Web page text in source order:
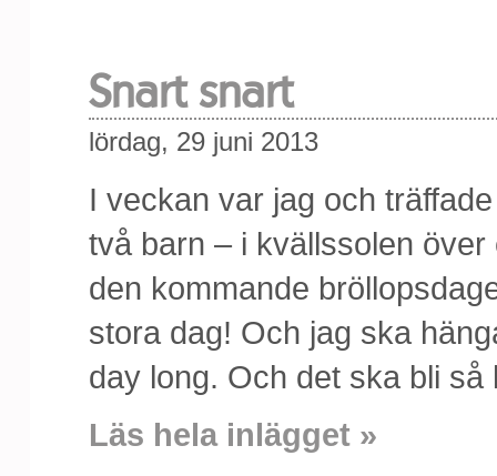
Snart snart
lördag, 29 juni 2013
I veckan var jag och
två barn – i kvällssolen
den kommande
stora dag! Och jag ska
day long. Och det ska bli
Läs hela inlägget »